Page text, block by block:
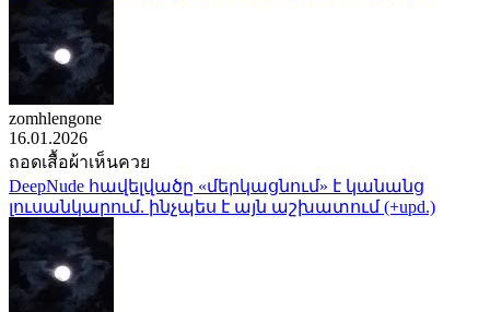
zomhlengone
16.01.2026
ถอดเสื้อผ้าเห็นควย
DeepNude հավելվածը «մերկացնում» է կանանց
լուսանկարում. ինչպես է այն աշխատում (+upd.)